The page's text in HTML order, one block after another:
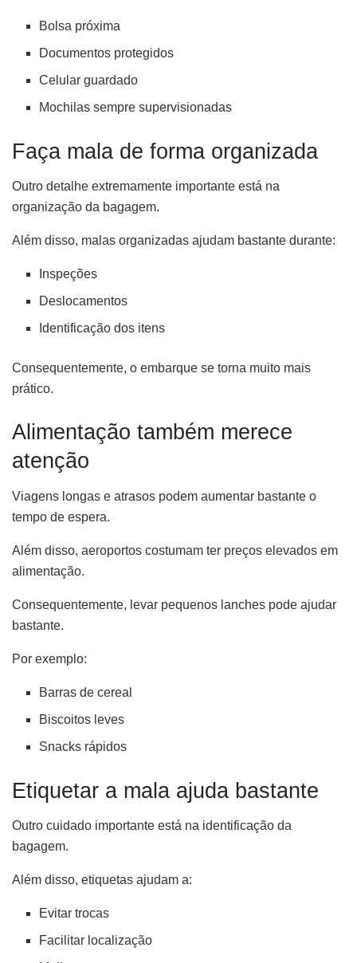
Bolsa próxima
Documentos protegidos
Celular guardado
Mochilas sempre supervisionadas
Faça mala de forma organizada
Outro detalhe extremamente importante está na
organização da bagagem.
Além disso, malas organizadas ajudam bastante durante:
Inspeções
Deslocamentos
Identificação dos itens
Consequentemente, o embarque se torna muito mais
prático.
Alimentação também merece
atenção
Viagens longas e atrasos podem aumentar bastante o
tempo de espera.
Além disso, aeroportos costumam ter preços elevados em
alimentação.
Consequentemente, levar pequenos lanches pode ajudar
bastante.
Por exemplo:
Barras de cereal
Biscoitos leves
Snacks rápidos
Etiquetar a mala ajuda bastante
Outro cuidado importante está na identificação da
bagagem.
Além disso, etiquetas ajudam a:
Evitar trocas
Facilitar localização